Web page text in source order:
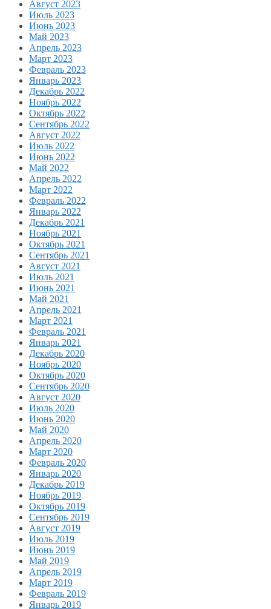
Август 2023
Июль 2023
Июнь 2023
Май 2023
Апрель 2023
Март 2023
Февраль 2023
Январь 2023
Декабрь 2022
Ноябрь 2022
Октябрь 2022
Сентябрь 2022
Август 2022
Июль 2022
Июнь 2022
Май 2022
Апрель 2022
Март 2022
Февраль 2022
Январь 2022
Декабрь 2021
Ноябрь 2021
Октябрь 2021
Сентябрь 2021
Август 2021
Июль 2021
Июнь 2021
Май 2021
Апрель 2021
Март 2021
Февраль 2021
Январь 2021
Декабрь 2020
Ноябрь 2020
Октябрь 2020
Сентябрь 2020
Август 2020
Июль 2020
Июнь 2020
Май 2020
Апрель 2020
Март 2020
Февраль 2020
Январь 2020
Декабрь 2019
Ноябрь 2019
Октябрь 2019
Сентябрь 2019
Август 2019
Июль 2019
Июнь 2019
Май 2019
Апрель 2019
Март 2019
Февраль 2019
Январь 2019